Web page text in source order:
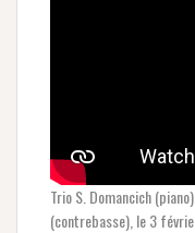
Trio S. Domancich
(contrebasse), le 3